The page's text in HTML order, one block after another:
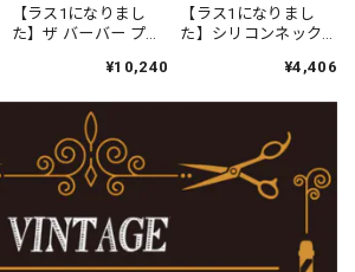
【ラス1になりまし
た】ザ バーバー プロ
ストギアホルスター
¥10,240
【ラス1になりまし
た】シリコンネック
ケープ プレーンブラ
¥4,406